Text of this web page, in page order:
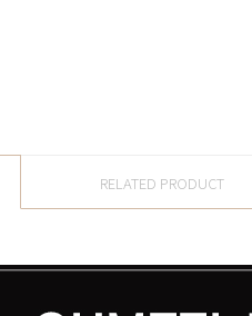
RELATED PRODUCT